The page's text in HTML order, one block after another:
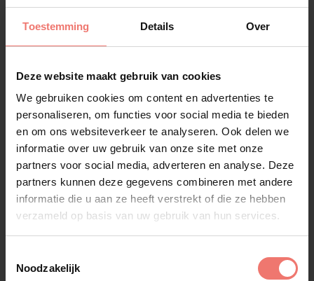
Toestemming Details Over
Deze website maakt gebruik van cookies
We gebruiken cookies om content en advertenties te
personaliseren, om functies voor social media te bieden
en om ons websiteverkeer te analyseren. Ook delen we
informatie over uw gebruik van onze site met onze
partners voor social media, adverteren en analyse. Deze
partners kunnen deze gegevens combineren met andere
informatie die u aan ze heeft verstrekt of die ze hebben
verzameld op basis van uw gebruik van hun services.
Noodzakelijk
Vergelijkbare artiesten